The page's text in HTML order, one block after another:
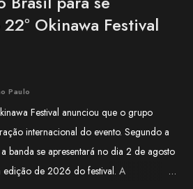
Okinawa Festival
Paulo
Festival anunciou que o grupo
internacional do evento. Segundo a
banda se apresentará no dia 2 de agosto
de 2026 do festival. A